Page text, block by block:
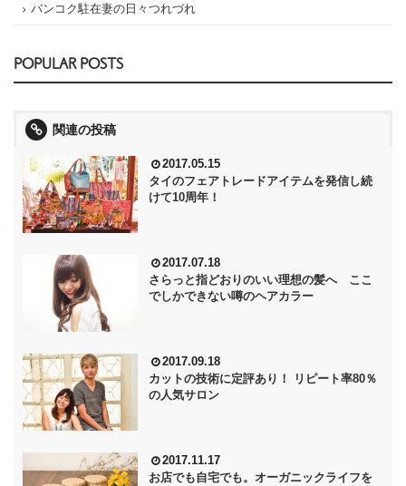
バンコク駐在妻の日々つれづれ
POPULAR POSTS
関連の投稿
2017.05.15
タイのフェアトレードアイテムを発信し続
けて10周年！
2017.07.18
さらっと指どおりのいい理想の髪へ ここ
でしかできない噂のヘアカラー
2017.09.18
カットの技術に定評あり！ リピート率80％
の人気サロン
2017.11.17
お店でも自宅でも。オーガニックライフを